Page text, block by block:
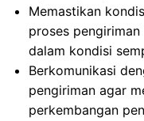
Memastikan
proses
dalam kondisi
Berkomunikasi
pengiriman agar
perkembangan